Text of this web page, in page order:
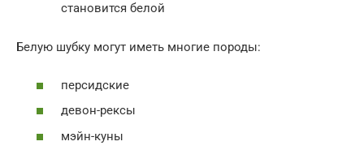
становится белой
Белую шубку могут иметь многие породы:
персидские
девон-рексы
мэйн-куны